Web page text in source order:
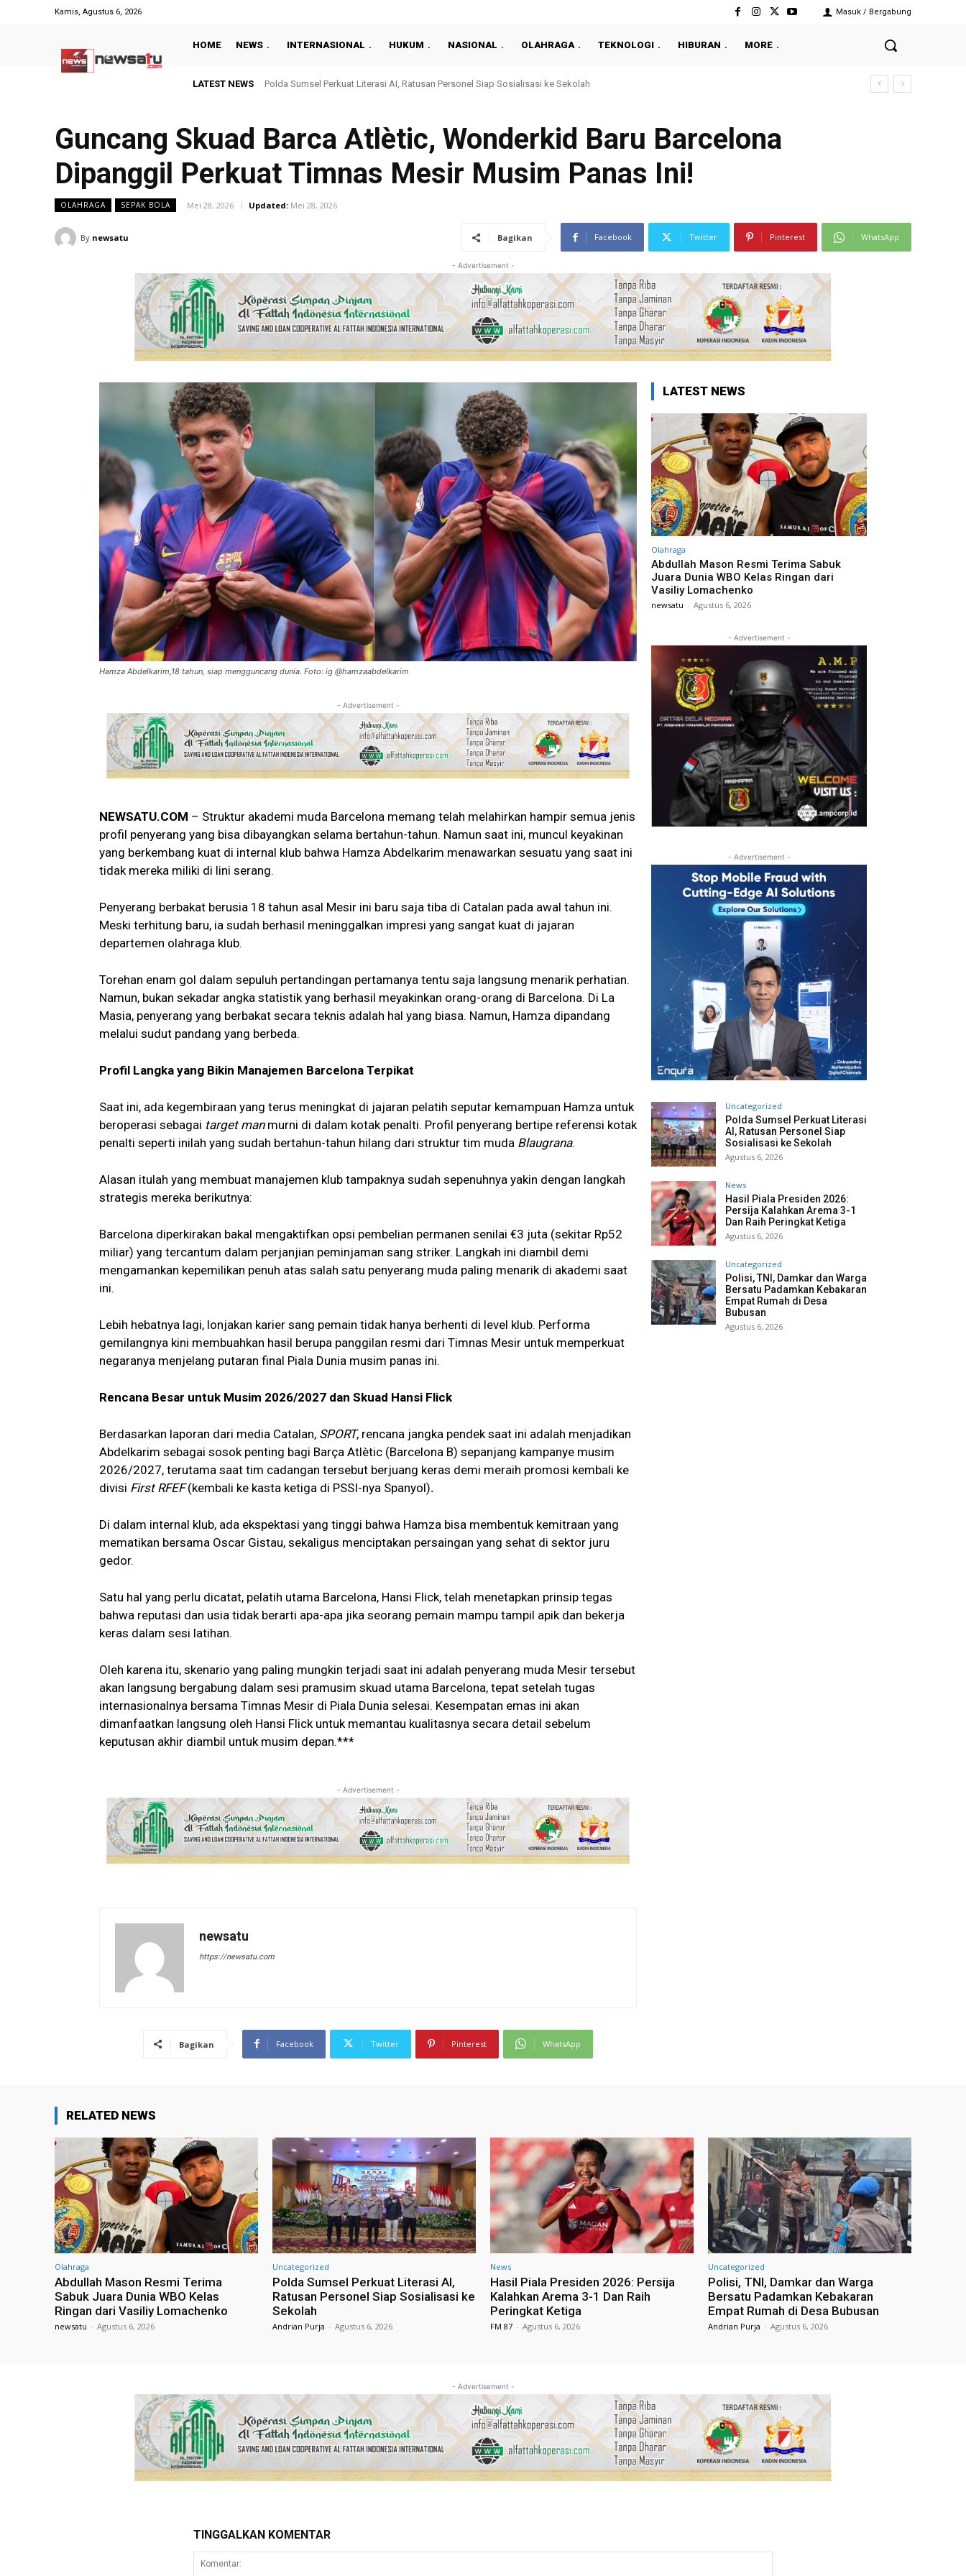
Kamis, Agustus 6, 2026 Masuk / Bergabung
HOME NEWS INTERNASIONAL HUKUM NASIONAL OLAHRAGA TEKNOLOGI HIBURAN MORE
LATEST NEWSPolda Sumsel Perkuat Literasi AI, Ratusan Personel Siap Sosialisasi ke Sekolah
Hasil Piala Presiden 2026: Persija Kalahkan Arema 3-1 Dan Raih Peringkat Ketiga
Guncang Skuad Barca Atlètic, Wonderkid Baru Barcelona
Dipanggil Perkuat Timnas Mesir Musim Panas Ini!
OLAHRAGA SEPAK BOLA Mei 28, 2026 Updated: Mei 28, 2026
By newsatu Bagikan Facebook Twitter Pinterest WhatsApp
- Advertisement -
Hamza Abdelkarim,18 tahun, siap mengguncang dunia. Foto: ig @hamzaabdelkarim
- Advertisement -
NEWSATU.COM – Struktur akademi muda Barcelona memang telah melahirkan hampir semua jenis
profil penyerang yang bisa dibayangkan selama bertahun-tahun. Namun saat ini, muncul keyakinan
yang berkembang kuat di internal klub bahwa Hamza Abdelkarim menawarkan sesuatu yang saat ini
tidak mereka miliki di lini serang.
Penyerang berbakat berusia 18 tahun asal Mesir ini baru saja tiba di Catalan pada awal tahun ini.
Meski terhitung baru, ia sudah berhasil meninggalkan impresi yang sangat kuat di jajaran
departemen olahraga klub.
Torehan enam gol dalam sepuluh pertandingan pertamanya tentu saja langsung menarik perhatian.
Namun, bukan sekadar angka statistik yang berhasil meyakinkan orang-orang di Barcelona. Di La
Masia, penyerang yang berbakat secara teknis adalah hal yang biasa. Namun, Hamza dipandang
melalui sudut pandang yang berbeda.
Profil Langka yang Bikin Manajemen Barcelona Terpikat
Saat ini, ada kegembiraan yang terus meningkat di jajaran pelatih seputar kemampuan Hamza untuk
beroperasi sebagai target manmurni di dalam kotak penalti. Profil penyerang bertipe referensi kotak
penalti seperti inilah yang sudah bertahun-tahun hilang dari struktur tim muda Blaugrana.
Alasan itulah yang membuat manajemen klub tampaknya sudah sepenuhnya yakin dengan langkah
strategis mereka berikutnya:
Barcelona diperkirakan bakal mengaktifkan opsi pembelian permanen senilai €3 juta (sekitar Rp52
miliar) yang tercantum dalam perjanjian peminjaman sang striker. Langkah ini diambil demi
mengamankan kepemilikan penuh atas salah satu penyerang muda paling menarik di akademi saat
ini.
Lebih hebatnya lagi, lonjakan karier sang pemain tidak hanya berhenti di level klub. Performa
gemilangnya kini membuahkan hasil berupa panggilan resmi dari Timnas Mesir untuk memperkuat
negaranya menjelang putaran final Piala Dunia musim panas ini.
Rencana Besar untuk Musim 2026/2027 dan Skuad Hansi Flick
Berdasarkan laporan dari media Catalan, SPORT, rencana jangka pendek saat ini adalah menjadikan
Abdelkarim sebagai sosok penting bagi Barça Atlètic (Barcelona B) sepanjang kampanye musim
2026/2027, terutama saat tim cadangan tersebut berjuang keras demi meraih promosi kembali ke
divisi First RFEF(kembali ke kasta ketiga di PSSI-nya Spanyol).
Di dalam internal klub, ada ekspektasi yang tinggi bahwa Hamza bisa membentuk kemitraan yang
mematikan bersama Oscar Gistau, sekaligus menciptakan persaingan yang sehat di sektor juru
gedor.
Satu hal yang perlu dicatat, pelatih utama Barcelona, Hansi Flick, telah menetapkan prinsip tegas
bahwa reputasi dan usia tidak berarti apa-apa jika seorang pemain mampu tampil apik dan bekerja
keras dalam sesi latihan.
Oleh karena itu, skenario yang paling mungkin terjadi saat ini adalah penyerang muda Mesir tersebut
akan langsung bergabung dalam sesi pramusim skuad utama Barcelona, tepat setelah tugas
internasionalnya bersama Timnas Mesir di Piala Dunia selesai. Kesempatan emas ini akan
dimanfaatkan langsung oleh Hansi Flick untuk memantau kualitasnya secara detail sebelum
keputusan akhir diambil untuk musim depan.***
- Advertisement -
newsatu
https://newsatu.com
Bagikan Facebook Twitter Pinterest WhatsApp
LATEST NEWS
Olahraga
Abdullah Mason Resmi Terima Sabuk
Juara Dunia WBO Kelas Ringan dari
Vasiliy Lomachenko
newsatu - Agustus 6, 2026
- Advertisement -
- Advertisement -
Uncategorized
Polda Sumsel Perkuat Literasi
AI, Ratusan Personel Siap
Sosialisasi ke Sekolah
Agustus 6, 2026
News
Hasil Piala Presiden 2026:
Persija Kalahkan Arema 3-1
Dan Raih Peringkat Ketiga
Agustus 6, 2026
Uncategorized
Polisi, TNI, Damkar dan Warga
Bersatu Padamkan Kebakaran
Empat Rumah di Desa
Bubusan
Agustus 6, 2026
RELATED NEWS
Olahraga
Abdullah Mason Resmi Terima
Sabuk Juara Dunia WBO Kelas
Ringan dari Vasiliy Lomachenko
newsatu - Agustus 6, 2026
Uncategorized
Polda Sumsel Perkuat Literasi AI,
Ratusan Personel Siap Sosialisasi ke
Sekolah
Andrian Purja - Agustus 6, 2026
News
Hasil Piala Presiden 2026: Persija
Kalahkan Arema 3-1 Dan Raih
Peringkat Ketiga
FM 87 - Agustus 6, 2026
Uncategorized
Polisi, TNI, Damkar dan Warga
Bersatu Padamkan Kebakaran
Empat Rumah di Desa Bubusan
Andrian Purja - Agustus 6, 2026
- Advertisement -
TINGGALKAN KOMENTAR